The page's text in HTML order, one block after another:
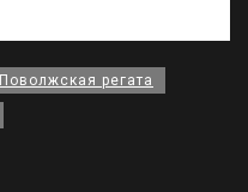
Поволжская регата